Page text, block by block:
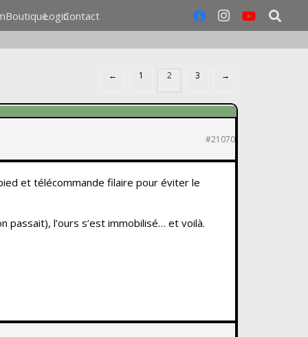
BoutiqueLoginContact
← 1 2 3 →
#21070
et télécommande filaire pour éviter le
l’ours s’est immobilisé… et voilà.